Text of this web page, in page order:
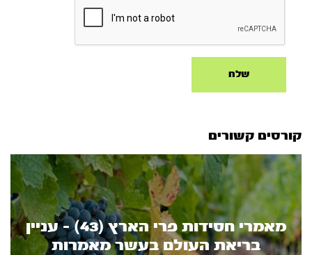
קורסים קשורים
מאמרי חסידות פרי הארץ (43) - עניין
בריאת העולם בעשר מאמרות